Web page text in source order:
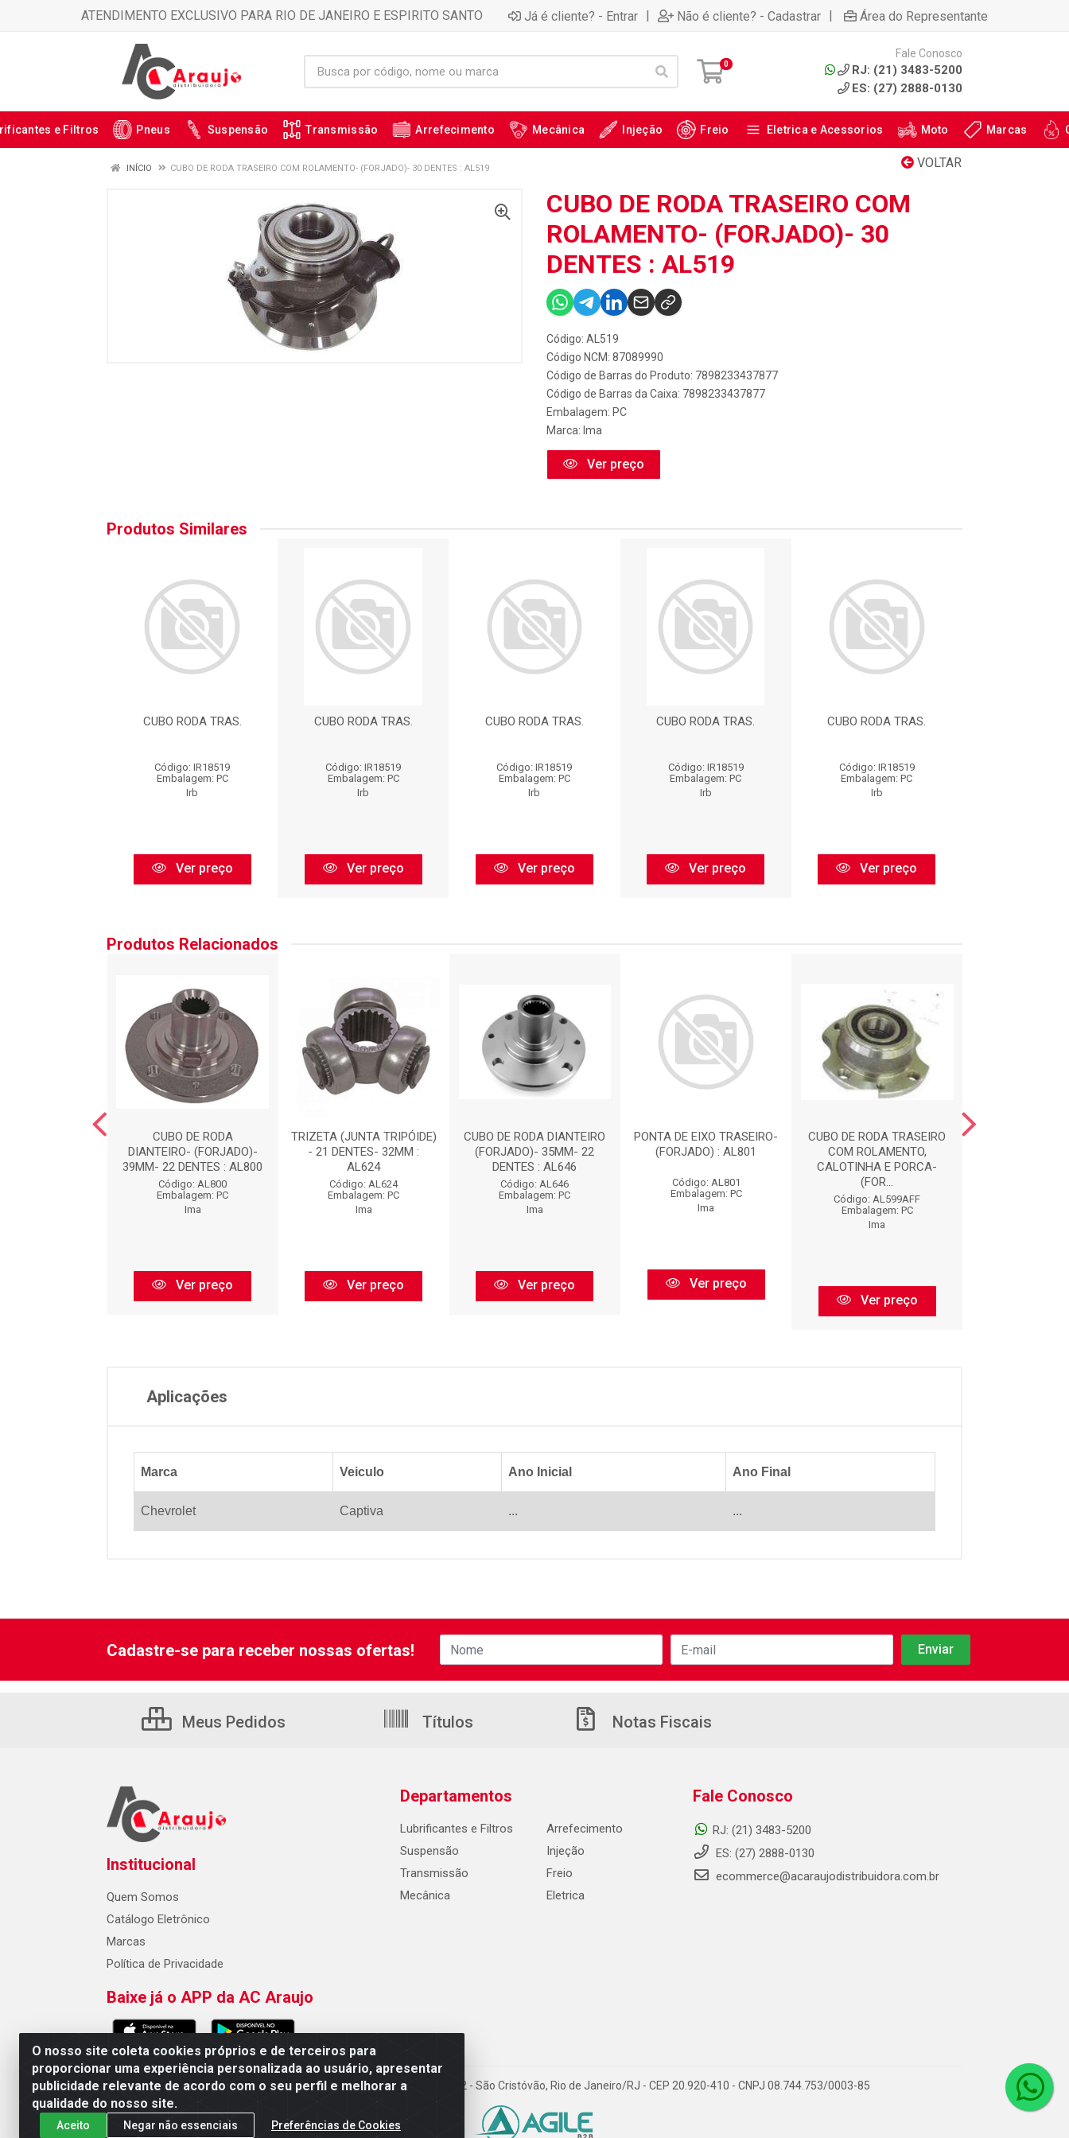
ATENDIMENTO EXCLUSIVO PARA RIO DE JANEIRO E ESPIRITO SANTO Já é cliente? - Entrar | Não é cliente? - Cadastrar | Área do Representante
0
Fale Conosco
RJ: (21) 3483-5200
ES: (27) 2888-0130
e Filtros Pneus Suspensão Transmissão Arrefecimento Mecânica Injeção Freio Eletrica e Acessorios Moto Marcas
VOLTAR
INÍCIO CUBO DE RODA TRASEIRO COM ROLAMENTO- (FORJADO)- 30 DENTES : AL519
CUBO DE RODA TRASEIRO COM
ROLAMENTO- (FORJADO)- 30
DENTES : AL519
Código: AL519
Código NCM: 87089990
Código de Barras do Produto: 7898233437877
Código de Barras da Caixa: 7898233437877
Embalagem: PC
Marca: Ima
Ver preço
Produtos Similares
CUBO RODA TRAS.
Código: IR18519
Embalagem: PC
Irb
Ver preço
CUBO RODA TRAS.
Código: IR18519
Embalagem: PC
Irb
Ver preço
CUBO RODA TRAS.
Código: IR18519
Embalagem: PC
Irb
Ver preço
CUBO RODA TRAS.
Código: IR18519
Embalagem: PC
Irb
Ver preço
CUBO RODA TRAS.
Código: IR18519
Embalagem: PC
Irb
Ver preço
Produtos Relacionados
CUBO DE RODA
DIANTEIRO- (FORJADO)-
39MM- 22 DENTES : AL800
Código: AL800
Embalagem: PC
Ima
Ver preço
TRIZETA (JUNTA TRIPÓIDE)
- 21 DENTES- 32MM :
AL624
Código: AL624
Embalagem: PC
Ima
Ver preço
CUBO DE RODA DIANTEIRO
(FORJADO)- 35MM- 22
DENTES : AL646
Código: AL646
Embalagem: PC
Ima
Ver preço
PONTA DE EIXO TRASEIRO-
(FORJADO) : AL801
Código: AL801
Embalagem: PC
Ima
Ver preço
CUBO DE RODA TRASEIRO
COM ROLAMENTO,
CALOTINHA E PORCA-
(FOR...
Código: AL599AFF
Embalagem: PC
Ima
Ver preço
Aplicações
Marca Veiculo Ano Inicial Ano Final
Chevrolet Captiva ... ...
O nosso site coleta cookies próprios e de terceiros para
proporcionar uma experiência personalizada ao usuário, apresentar
publicidade relevante de acordo com o seu perfil e melhorar a
qualidade do nosso site.
Aceito Negar não essenciais Preferências de Cookies
Cadastre-se para receber nossas ofertas!
Meus Pedidos Títulos Notas Fiscais
Institucional
Quem Somos
Catálogo Eletrônico
Marcas
Política de Privacidade
Baixe já o APP da AC Araujo
Departamentos
Lubrificantes e Filtros
Suspensão
Transmissão
Mecânica
Arrefecimento
Injeção
Freio
Eletrica
Fale Conosco
RJ: (21) 3483-5200
ES: (27) 2888-0130
ecommerce@acaraujodistribuidora.com.br
AC Araujo Distribuidora - Rua Carneiro de Campos, 42 - São Cristóvão, Rio de Janeiro/RJ - CEP 20.920-410 - CNPJ 08.744.753/0003-85